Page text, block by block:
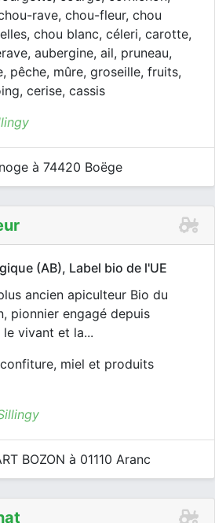
rave, chou-fleur, chou
chou blanc, céleri, carotte,
aubergine, ail, pruneau,
pêche, mûre, groseille, fruits,
cerise, cassis
à 74420 Boëge
(AB), Label bio de l'UE
ancien apiculteur Bio du
pionnier engagé depuis
vivant et la...
miel et produits
BOZON à 01110 Aranc